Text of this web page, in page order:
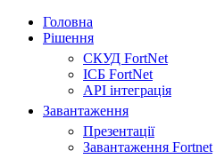
Головна
Рішення
СКУД FortNet
ІСБ FortNet
API інтеграція
Завантаження
Презентації
Завантаження Fortnet